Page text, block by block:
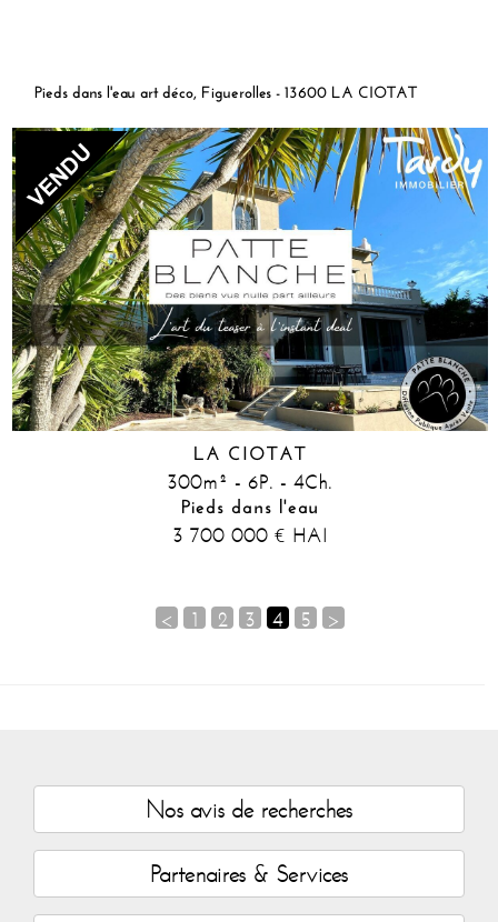
Pieds dans l'eau art déco, Figuerolles - 13600 LA CIOTAT
LA CIOTAT
300m² - 6P. - 4Ch.
Pieds dans l'eau
3 700 000 € HAI
< 1 2 3 4 5 >
Nos avis de recherches
Partenaires & Services